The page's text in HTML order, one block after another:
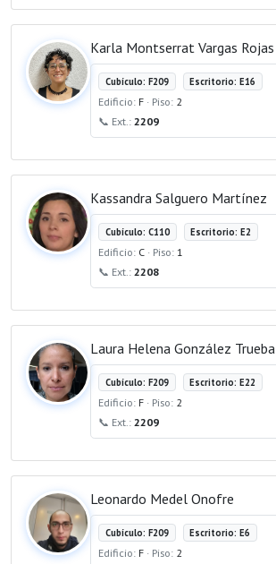
Karla Montserrat Vargas Rojas
Cubículo: F209 Escritorio: E16
Edificio: F · Piso: 2
📞 Ext.: 2209
Kassandra Salguero Martínez
Cubículo: C110 Escritorio: E2
Edificio: C · Piso: 1
📞 Ext.: 2208
Laura Helena González Trueba
Cubículo: F209 Escritorio: E22
Edificio: F · Piso: 2
📞 Ext.: 2209
Leonardo Medel Onofre
Cubículo: F209 Escritorio: E6
Edificio: F · Piso: 2